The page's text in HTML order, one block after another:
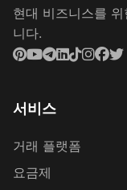
현대 비즈니스를
니다.
서비스
거래 플랫폼
요금제